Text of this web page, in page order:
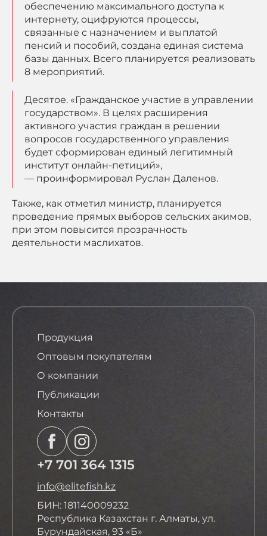
обеспечению максимального доступа к
интернету, оцифруются процессы,
связанные с назначением и выплатой
пенсий и пособий, создана единая система
базы данных. Всего планируется реализовать
8 мероприятий.
Десятое. «Гражданское участие в управлении
государством». В целях расширения
активного участия граждан в решении
вопросов государственного управления
будет сформирован единый легитимный
институт онлайн-петиций»,
— проинформировал Руслан Даленов.
Также, как отметил министр, планируется
проведение прямых выборов сельских акимов,
при этом повысится прозрачность
деятельности маслихатов.
Продукция
Оптовым покупателям
О компании
Публикации
Контакты
+7 701 364 1315
info@elitefish.kz
БИН: 181140009232
Республика Казахстан г. Алматы, ул.
Бурундайская, 93 «Б»